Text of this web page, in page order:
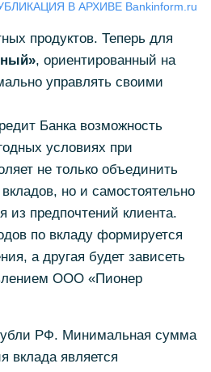
В АРХИВЕ Bankinform.ru
продуктов. Теперь для
, ориентированный на
управлять своими
Банка возможность
условиях при
не только объединить
но и самостоятельно
предпочтений клиента.
по вкладу формируется
а другая будет зависеть
ООО «Пионер
РФ. Минимальная сумма
вклада является